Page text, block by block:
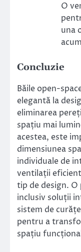
O
una
Concluzie
Băile open-
elegantă la
eliminarea
spațiu mai
acestea, este
dimensiunea
individuale de
ventilații
tip de design.
inclusiv soluții
sistem de
pentru a
spațiu